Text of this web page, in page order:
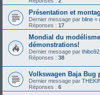
Présentation et
Dernier message par bline «
Réponses : 17
Mondial du
démonstrations!
Dernier message par
Réponses : 38
Volkswagen Baja Bug
Dernier message par
Réponses : 6